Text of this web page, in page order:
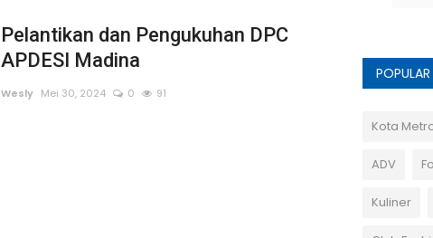
Pelantikan dan Pengukuhan DPC
APDESI Madina
Wesly Mei 30, 2024 0 91
Kota
ADV
Kuliner